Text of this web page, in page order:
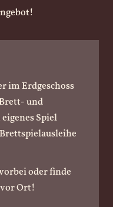
im Erdgeschoss
und
Spiel
oder finde
Ort!